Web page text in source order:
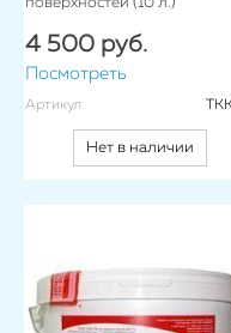
поверхностей (10 л.)
4 500 руб.
Посмотреть
Артикул
Нет в наличии